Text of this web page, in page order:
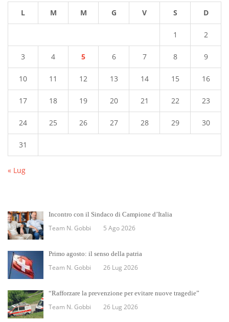
L M M G V S D
1 2
3 4 5 6 7 8 9
10 11 12 13 14 15 16
17 18 19 20 21 22 23
24 25 26 27 28 29 30
31
« Lug
Incontro con il Sindaco di Campione d’Italia
Team N. Gobbi 5 Ago 2026
Primo agosto: il senso della patria
Team N. Gobbi 26 Lug 2026
“Rafforzare la prevenzione per evitare nuove tragedie”
Team N. Gobbi 26 Lug 2026